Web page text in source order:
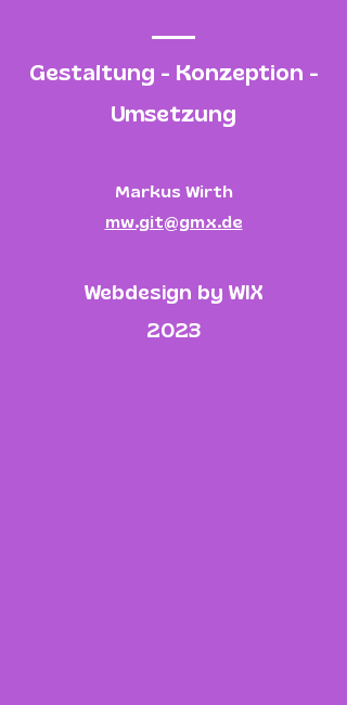
Gestaltung - Konzeption -
Umsetzung
Markus Wirth
mw.git@gmx.de
Webdesign by WIX
2023